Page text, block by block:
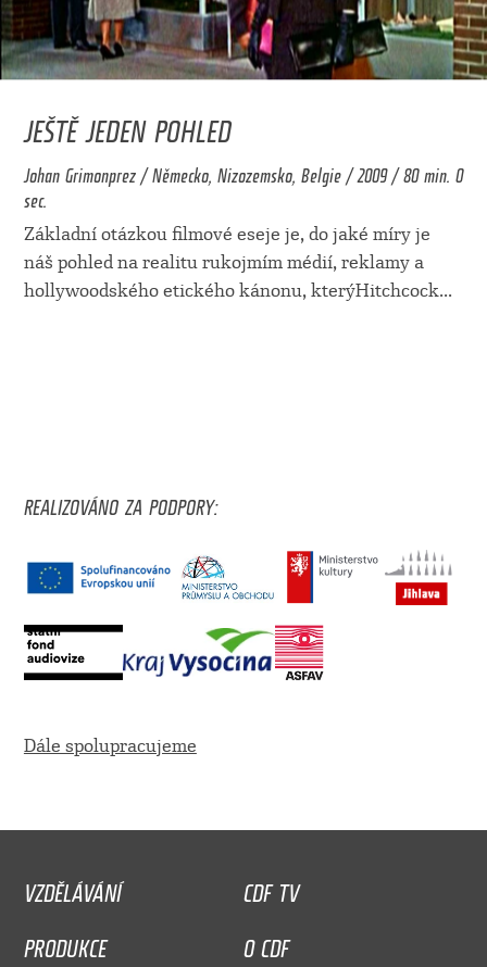
JEŠTĚ JEDEN POHLED
Johan Grimonprez / Německo, Nizozemsko, Belgie / 2009 / 80 min. 0
sec.
Základní otázkou filmové eseje je, do jaké míry je
náš pohled na realitu rukojmím médií, reklamy a
hollywoodského etického kánonu, kterýHitchcock...
REALIZOVÁNO ZA PODPORY:
Dále spolupracujeme
VZDĚLÁVÁNÍ
CDF TV
PRODUKCE
O CDF